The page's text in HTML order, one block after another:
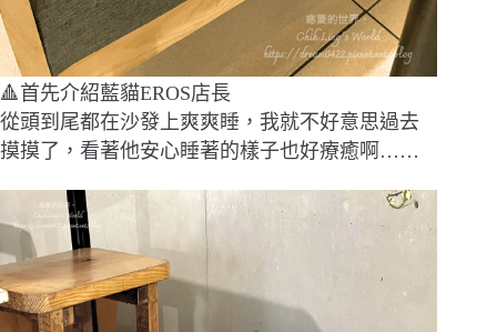
🔺首先介紹藍貓EROS店長
從頭到尾都在沙發上爽爽睡，我就不好意思過去
摸摸了，看著他安心睡著的樣子也好療癒啊……